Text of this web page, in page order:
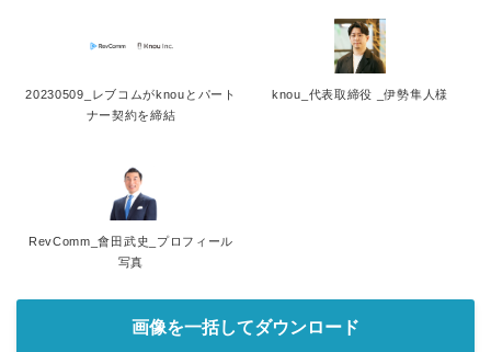
20230509_レブコムがknouとパート
ナー契約を締結
knou_代表取締役 _伊勢隼人様
RevComm_會田武史_プロフィール
写真
画像を一括してダウンロード